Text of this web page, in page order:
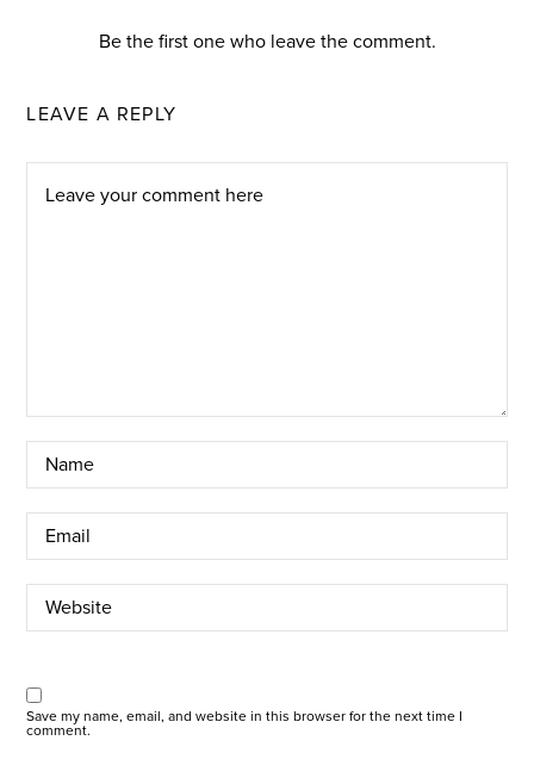
Be the first one who leave the comment.
LEAVE A REPLY
Save my name, email, and website in this browser for the next time I
comment.